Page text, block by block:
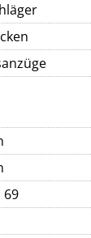
69